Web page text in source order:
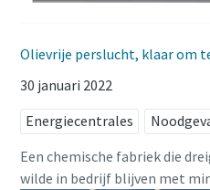
Olievrije perslucht, klaar om
30 januari 2022
Energiecentrales
Een chemische fabriek die
wilde in bedrijf blijven met